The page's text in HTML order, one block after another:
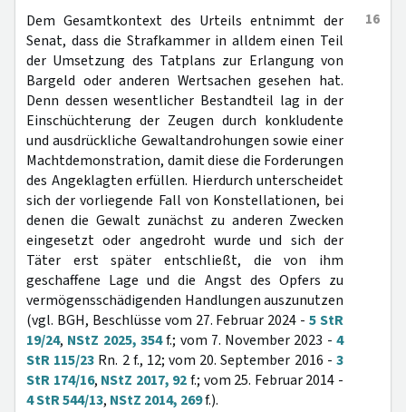
16
Dem Gesamtkontext des Urteils entnimmt der
Senat, dass die Strafkammer in alldem einen Teil
der Umsetzung des Tatplans zur Erlangung von
Bargeld oder anderen Wertsachen gesehen hat.
Denn dessen wesentlicher Bestandteil lag in der
Einschüchterung der Zeugen durch konkludente
und ausdrückliche Gewaltandrohungen sowie einer
Machtdemonstration, damit diese die Forderungen
des Angeklagten erfüllen. Hierdurch unterscheidet
sich der vorliegende Fall von Konstellationen, bei
denen die Gewalt zunächst zu anderen Zwecken
eingesetzt oder angedroht wurde und sich der
Täter erst später entschließt, die von ihm
geschaffene Lage und die Angst des Opfers zu
vermögensschädigenden Handlungen auszunutzen
(vgl. BGH, Beschlüsse vom 27. Februar 2024 -5 StR
19/24, NStZ 2025, 354f.; vom 7. November 2023 -4
StR 115/23 Rn. 2 f., 12; vom 20. September 2016 -3
StR 174/16, NStZ 2017, 92f.; vom 25. Februar 2014 -
4 StR 544/13, NStZ 2014, 269f.).